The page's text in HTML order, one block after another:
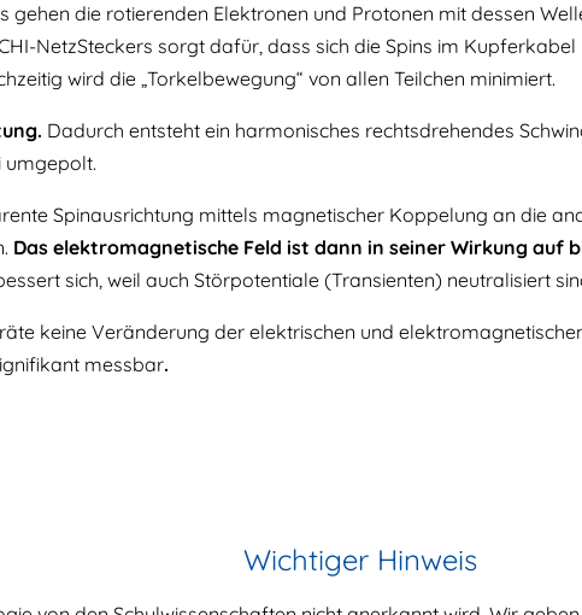
gehen die rotierenden Elektronen und Protonen mit dessen
NetzSteckers sorgt dafür, dass sich die Spins im
wird die „Torkelbewegung“ von allen Teilchen minimiert.
Dadurch entsteht ein harmonisches rechtsdrehendes
umgepolt.
Spinausrichtung mittels magnetischer Koppelung an die
Das elektromagnetische Feld ist dann in seiner Wirkung auf
sich, weil auch Störpotentiale (Transienten) neutralisiert
keine Veränderung der elektrischen und
messbar.
Wichtiger Hinweis